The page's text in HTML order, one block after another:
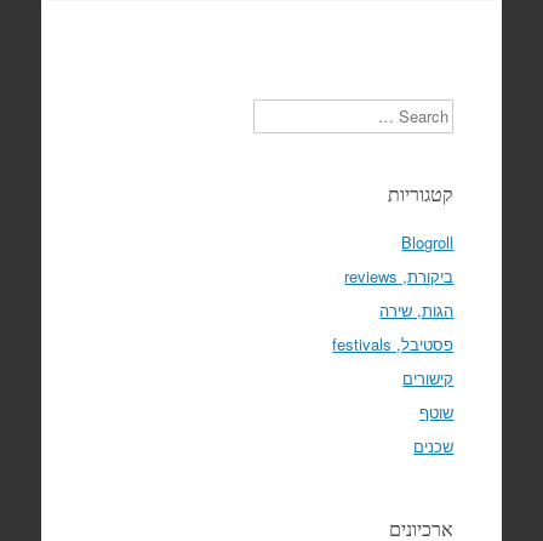
Search
קטגוריות
Blogroll
ביקורת, reviews
הגות, שירה
פסטיבל, festivals
קישורים
שוטף
שכנים
ארכיונים